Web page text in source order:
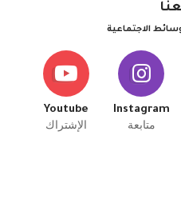
الاجتماعية
Instagram
متابعة
Youtube
الإشتراك